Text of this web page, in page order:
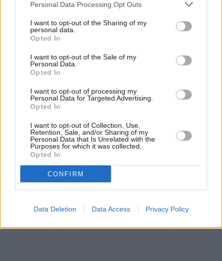
Personal Data Processing Opt Outs
I want to opt-out of the Sharing of my
personal data.
Opted In
I want to opt-out of the Sale of my
Personal Data.
Opted In
I want to opt-out of processing my
Personal Data for Targeted Advertising.
Opted In
I want to opt-out of Collection, Use,
Retention, Sale, and/or Sharing of my
Personal Data that Is Unrelated with the
Purposes for which it was collected.
Opted In
CONFIRM
Data Deletion Data Access Privacy Policy